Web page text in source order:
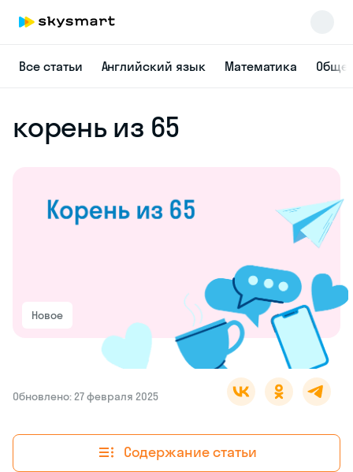
Все статьи Английский язык Математика
корень из 65
Новое
Обновлено: 27 февраля 2025
Содержание статьи